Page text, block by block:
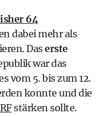
64
dabei mehr als
Daserste
war das
vom 5. bis zum 12.
konnte und die
stärken sollte.